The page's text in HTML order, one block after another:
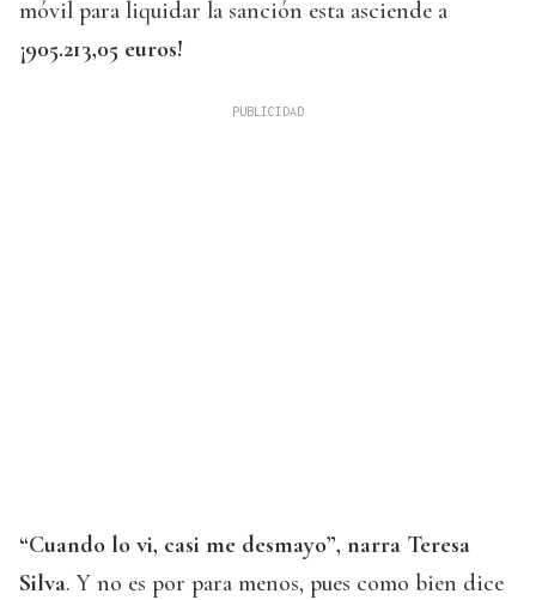
móvil para liquidar la sanción esta asciende a
¡905.213,05 euros!
“Cuando lo vi, casi me desmayo”, narra Teresa
Silva. Y no es por para menos, pues como bien dice